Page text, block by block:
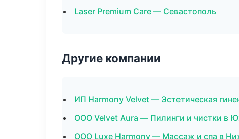
Laser Premium Care — Севастополь
Другие компании
ИП Harmony Velvet — Эстетическая
ООО Velvet Aura — Пилинги и чистки в
ООО Luxe Harmony — Массаж и спа в